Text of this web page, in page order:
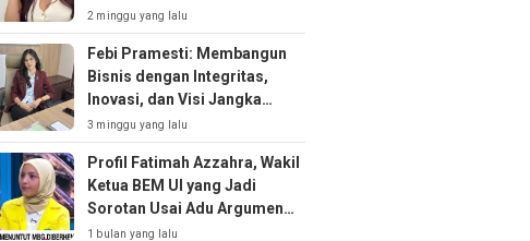
Kuat
2 minggu yang lalu
Febi Pramesti: Membangun
Bisnis dengan Integritas,
Inovasi, dan Visi Jangka
Panjang
3 minggu yang lalu
Profil Fatimah Azzahra, Wakil
Ketua BEM UI yang Jadi
Sorotan Usai Adu Argumen
soal MBG
1 bulan yang lalu